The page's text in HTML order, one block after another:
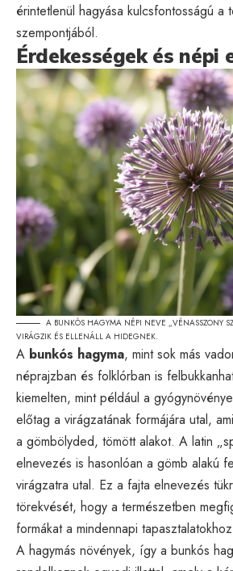
érintetlenül hagyása kulcsfontosságú a
szempontjából.
Érdekességek és népi
A BUNKÓS HAGYMA NÉPI NEVE „VÉNASSZONY
VIRÁGZIK ÉS ELLENÁLL A HIDEGNEK.
A bunkós hagyma, mint sok más
néprajzban és folklórban is
kiemelten, mint például a
előtag a virágzatának formájára utal,
a gömbölyded, tömött alakot. A latin
elnevezés is hasonlóan a gömb alakú
virágzatra utal. Ez a fajta elnevezés
törekvését, hogy a természetben
formákat a mindennapi
A hagymás növények, így a bunkós